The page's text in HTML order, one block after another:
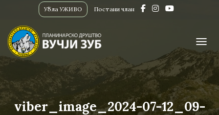
Убла УЖИВО Постани члан
viber_image_2024-07-12_09-